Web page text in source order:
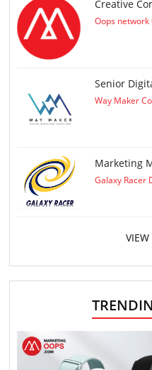
Creative
Oops network
Senior
Way Maker
Marketing
Galaxy Racer